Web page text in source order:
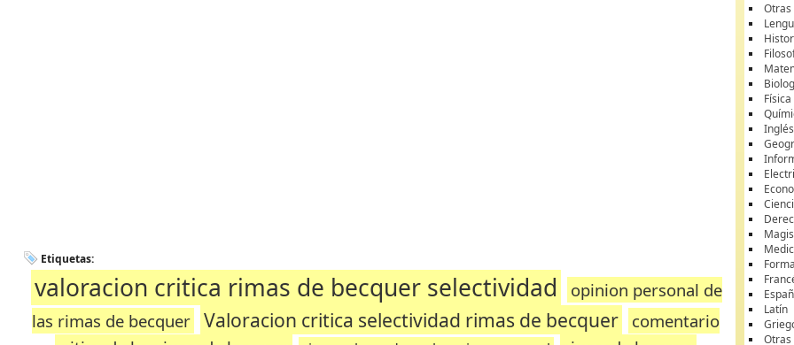
Etiquetas:
valoracion critica rimas de becquer selectividad
opinion personal de
las rimas de becquer
Valoracion critica selectividad rimas de becquer
comentario
Física
Inglés
Latín